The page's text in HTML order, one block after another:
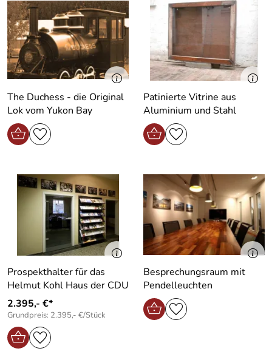
The Duchess - die Original
Lok vom Yukon Bay
Patinierte Vitrine aus
Aluminium und Stahl
Prospekthalter für das
Helmut Kohl Haus der CDU
2.395,- €*
Grundpreis: 2.395,- €/Stück
Besprechungsraum mit
Pendelleuchten